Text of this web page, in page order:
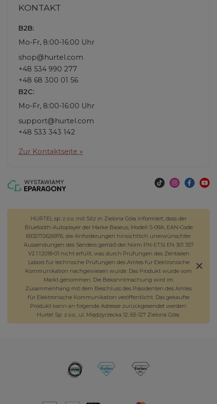
KONTAKT
B2B:
Mo-Fr, 8:00-16:00 Uhr
shop@hurtel.com
+48 534 990 277
+48 68 300 01 56
B2C:
Mo-Fr, 8:00-16:00 Uhr
support@hurtel.com
+48 533 343 142
Zur Kontaktseite »
HURTEL sp. z o.o. mit Sitz in Zielona Góra informiert, dass der
Bluetooth-Autoplayer der Marke Baseus, Modell S-09A, EAN-Code
6932172626976, die Anforderungen hinsichtlich unerwünschter
Aussendungen des Senders gemäß der Norm PN-ETSI EN 301 357
V2.1.1:2018-01 nicht erfüllt, was durch Prüfungen des Zentralen
Labors für technische Prüfungen des Amtes für Elektronische
Kommunikation nachgewiesen wurde. Das Produkt wurde vom
Markt genommen. Die Bekanntmachung wird im
Zusammenhang mit dem Beschluss des Präsidenten des Amtes
für Elektronische Kommunikation veröffentlicht. Das gekaufte
Produkt kann an folgende Adresse zurückgesendet werden:
Hurtel Sp. z o.o., ul. Międzyrzecka 12, 65-127 Zielona Góra.